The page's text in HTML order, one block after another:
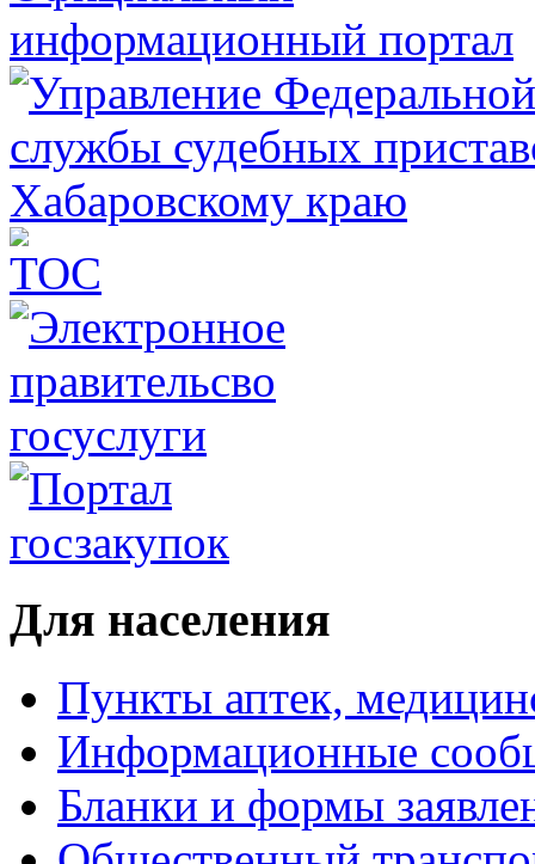
Для населения
Пункты аптек,
Информационные
Бланки и формы